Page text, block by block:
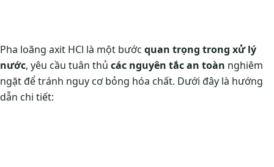
Pha loãng axit HCl là một bước quan trọng trong xử lý
nước, yêu cầu tuân thủ các nguyên tắc an toàn nghiêm
ngặt để tránh nguy cơ bỏng hóa chất. Dưới đây là hướng
dẫn chi tiết: